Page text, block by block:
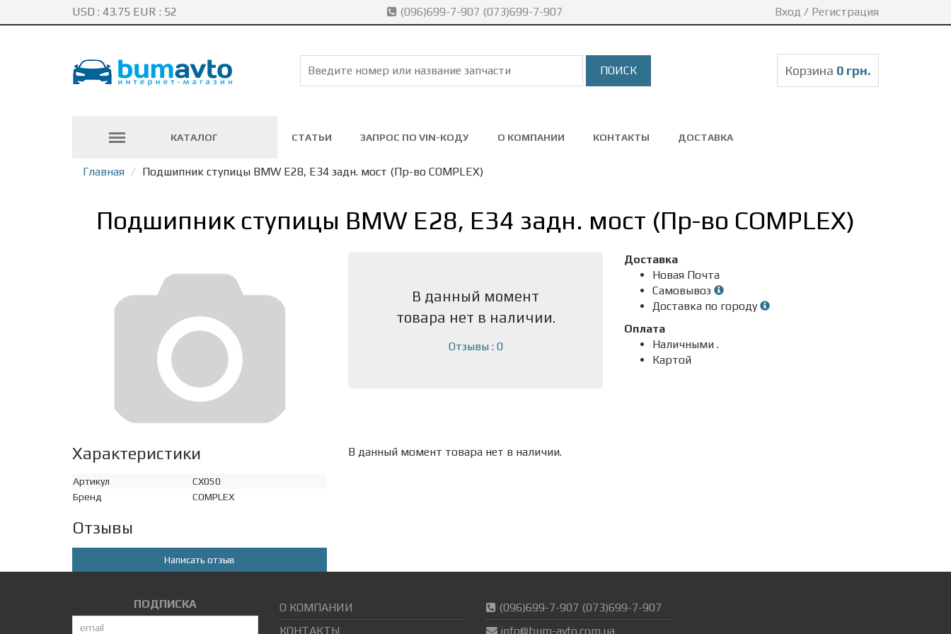
USD : 43.75 EUR : 52 (096)699-7-907 (073)699-7-907 Вход / Регистрация
Корзина 0 грн.
КАТАЛОГ СТАТЬИ ЗАПРОС ПО VIN-КОДУ О КОМПАНИИ КОНТАКТЫ ДОСТАВКА
Главная Подшипник ступицы BMW E28, E34 задн. мост (Пр-во COMPLEX)
Подшипник ступицы BMW E28, E34 задн. мост (Пр-во COMPLEX)
В данный момент
товара нет в наличии.
Отзывы : 0
Доставка
Новая Почта
Самовывоз
Доставка по городу
Оплата
Наличными .
Картой
Характеристики
Артикул
CX050
Бренд
COMPLEX
Отзывы
Написать отзыв
В данный момент товара нет в наличии.
ПОДПИСКА
О КОМПАНИИ
КОНТАКТЫ
(096)699-7-907 (073)699-7-907
info@bum-avto.com.ua